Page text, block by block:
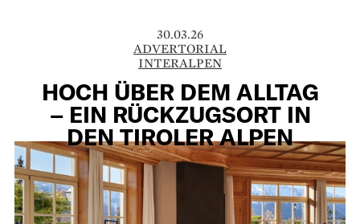
30.03.26
ADVERTORIAL
INTERALPEN
HOCH ÜBER DEM ALLTAG
– EIN RÜCKZUGSORT IN
DEN TIROLER ALPEN